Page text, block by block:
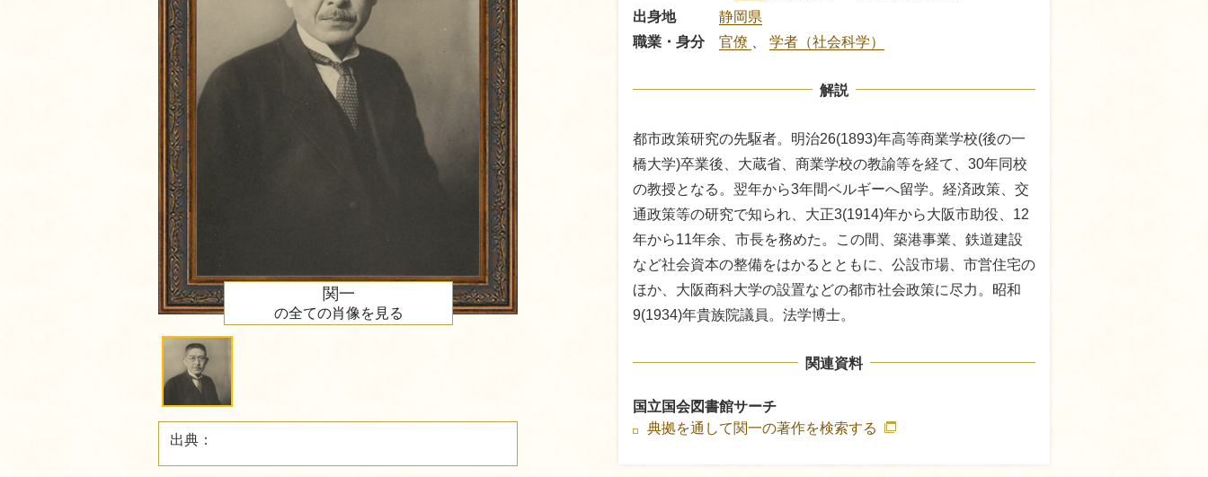
出身地
静岡県
職業・身分
官僚 学者（社会科学）
解説
都市政策研究の先駆者。明治26(1893)年高等商業学校(後の一
橋大学)卒業後、大蔵省、商業学校の教諭等を経て、30年同校
の教授となる。翌年から3年間ベルギーへ留学。経済政策、交
通政策等の研究で知られ、大正3(1914)年から大阪市助役、12
年から11年余、市長を務めた。この間、築港事業、鉄道建設
など社会資本の整備をはかるとともに、公設市場、市営住宅の
ほか、大阪商科大学の設置などの都市社会政策に尽力。昭和
9(1934)年貴族院議員。法学博士。
関連資料
国立国会図書館サーチ
典拠を通して関一の著作を検索する
関一
の全ての肖像を見る
出典：